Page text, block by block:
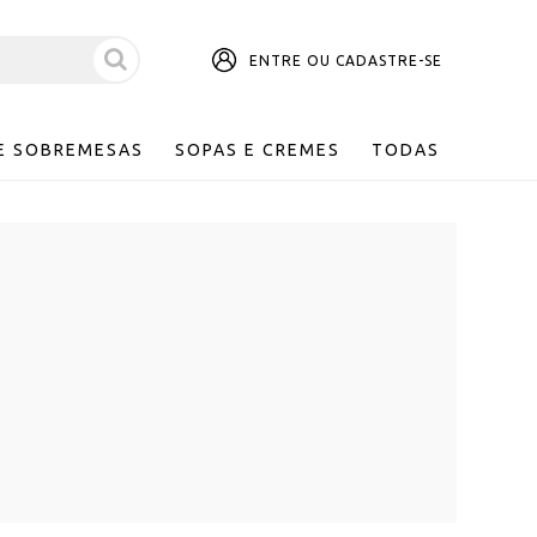
ENTRE OU CADASTRE-SE
SOBREMESAS SOPAS E CREMES TODAS